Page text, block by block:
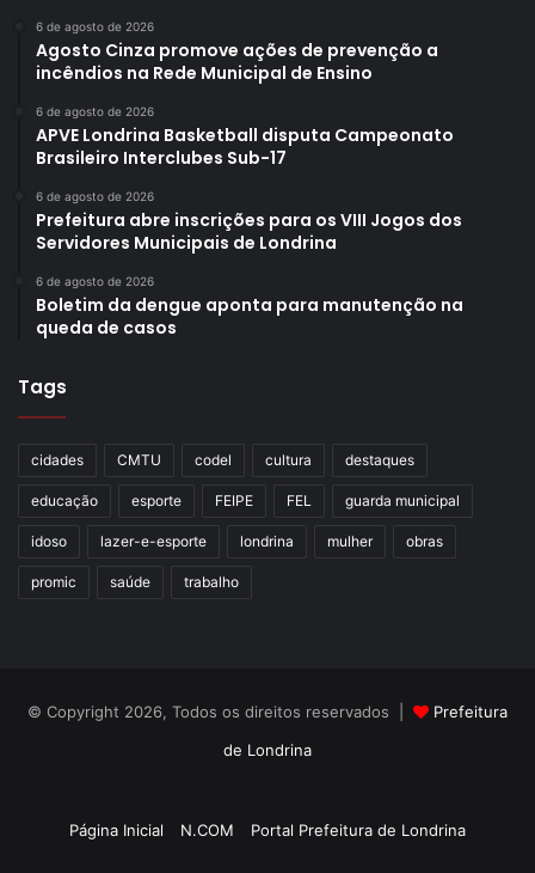
6 de agosto de 2026
Agosto Cinza promove ações de prevenção a
incêndios na Rede Municipal de Ensino
6 de agosto de 2026
APVE Londrina Basketball disputa Campeonato
Brasileiro Interclubes Sub-17
6 de agosto de 2026
Prefeitura abre inscrições para os VIII Jogos dos
Servidores Municipais de Londrina
6 de agosto de 2026
Boletim da dengue aponta para manutenção na
queda de casos
Tags
cidades CMTU codel cultura destaques
educação esporte FEIPE FEL guarda municipal
idoso lazer-e-esporte londrina mulher obras
promic saúde trabalho
© Copyright 2026, Todos os direitos reservados |
Prefeitura
de Londrina
Página Inicial N.COM Portal Prefeitura de Londrina